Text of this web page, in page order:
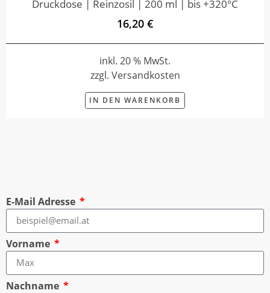
Druckdose | Reinzosil | 200 ml | bis +320°C
16,20 €
inkl. 20 % MwSt.
zzgl. Versandkosten
IN DEN WARENKORB
E-Mail Adresse
Vorname
Nachname